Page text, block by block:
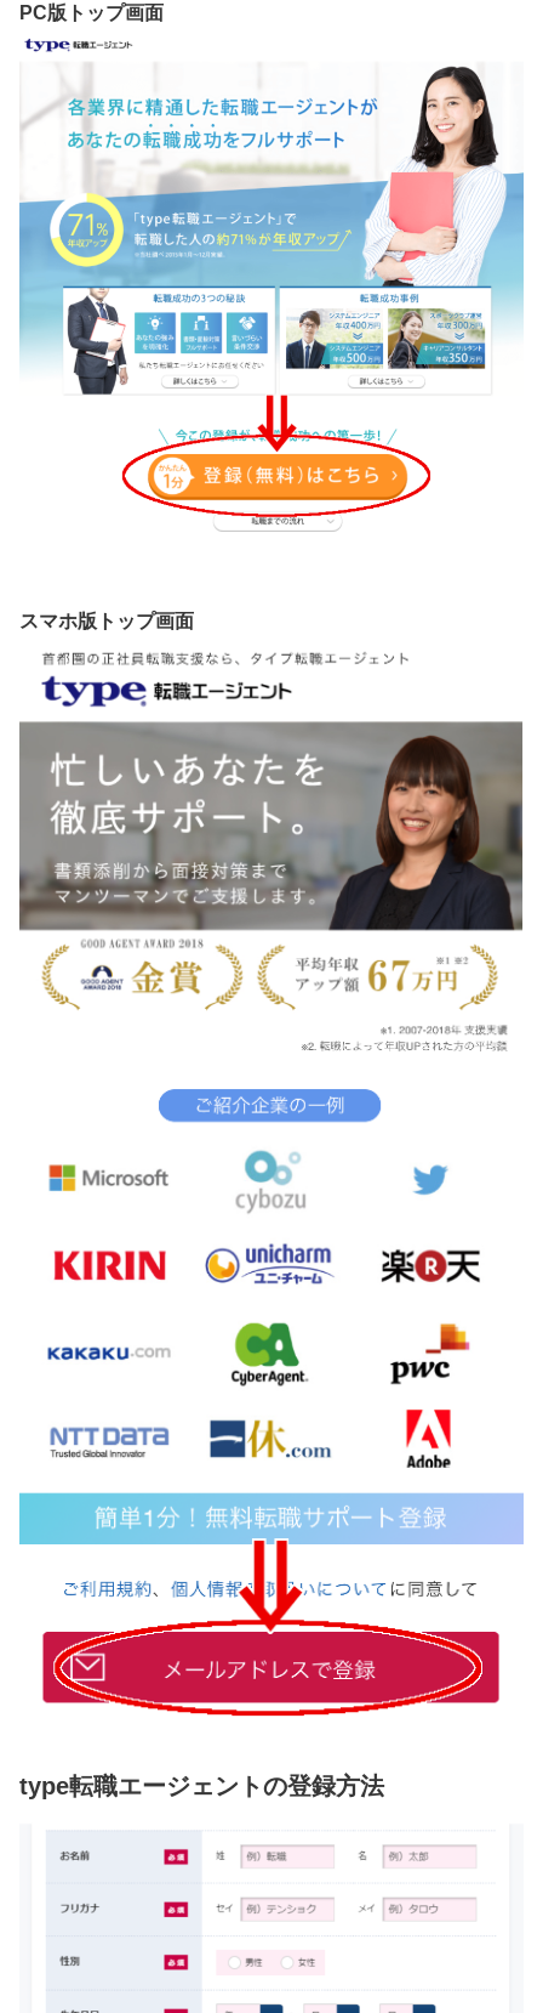
PC版トップ画面
スマホ版トップ画面
type転職エージェントの登録方法